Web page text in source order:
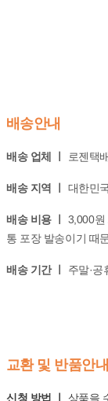
배송안내
배송 업체 ㅣ 로젠택
배송 지역 ㅣ 대한민
배송 비용 ㅣ 3,000원
통 포장 발송이기 때
배송 기간 ㅣ 주말·공
교환 및 반품안내
신청 방법 ㅣ 상품을